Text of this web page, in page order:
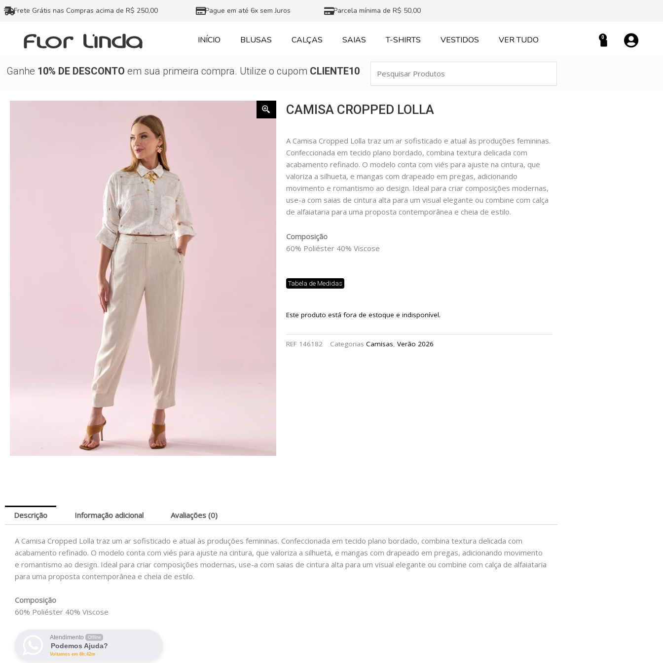
Ir
para
conteúdo
Frete Grátis nas Compras acima de R$ 250,00 Pague em até 6x sem Juros Parcela mínima de R$ 50,00
INÍCIO BLUSAS CALÇAS SAIAS T-SHIRTS VESTIDOS VER TUDO 0
Carrinho
Ganhe 10% DE DESCONTO em sua primeira compra. Utilize o cupom CLIENTE10
Produtos
CAMISA CROPPED LOLLA
A Camisa Cropped Lolla traz um ar sofisticado e atual às produções femininas.
Confeccionada em tecido plano bordado, combina textura delicada com
acabamento refinado. O modelo conta com viés para ajuste na cintura, que
valoriza a silhueta, e mangas com drapeado em pregas, adicionando
movimento e romantismo ao design. Ideal para criar composições modernas,
use-a com saias de cintura alta para um visual elegante ou combine com calça
de alfaiataria para uma proposta contemporânea e cheia de estilo.
Composição
60% Poliéster 40% Viscose
Tabela de Medidas
Este produto está fora de estoque e indisponível.
REF 146182 Categorias Camisas, Verão 2026
Descrição Informação adicional Avaliações (0)
A Camisa Cropped Lolla traz um ar sofisticado e atual às produções femininas. Confeccionada em tecido plano bordado, combina textura delicada com
acabamento refinado. O modelo conta com viés para ajuste na cintura, que valoriza a silhueta, e mangas com drapeado em pregas, adicionando movimento
e romantismo ao design. Ideal para criar composições modernas, use-a com saias de cintura alta para um visual elegante ou combine com calça de alfaiataria
para uma proposta contemporânea e cheia de estilo.
Composição
60% Poliéster 40% Viscose
Atendimento Offline
Podemos Ajuda?
Voltamos em 8h:42m